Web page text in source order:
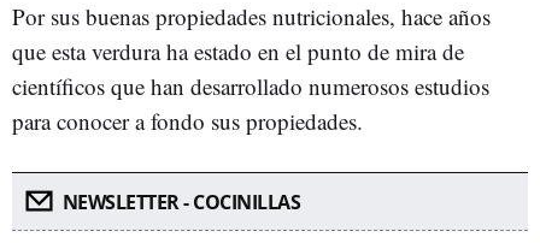
Por sus buenas propiedades nutricionales, hace años
que esta verdura ha estado en el punto de mira de
científicos que han desarrollado numerosos estudios
para conocer a fondo sus propiedades.
NEWSLETTER - COCINILLAS